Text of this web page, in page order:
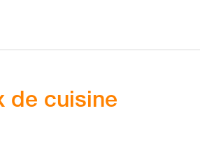
de cuisine